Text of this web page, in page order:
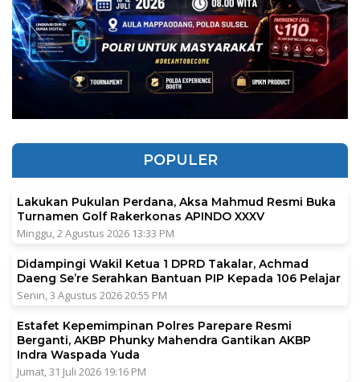
POPULER
Lakukan Pukulan Perdana, Aksa Mahmud Resmi Buka
Turnamen Golf Rakerkonas APINDO XXXV
Minggu, 2 Agustus 2026 13:33 PM
Didampingi Wakil Ketua 1 DPRD Takalar, Achmad
Daeng Se’re Serahkan Bantuan PIP Kepada 106 Pelajar
Senin, 3 Agustus 2026 20:55 PM
Estafet Kepemimpinan Polres Parepare Resmi
Berganti, AKBP Phunky Mahendra Gantikan AKBP
Indra Waspada Yuda
Jumat, 31 Juli 2026 19:16 PM